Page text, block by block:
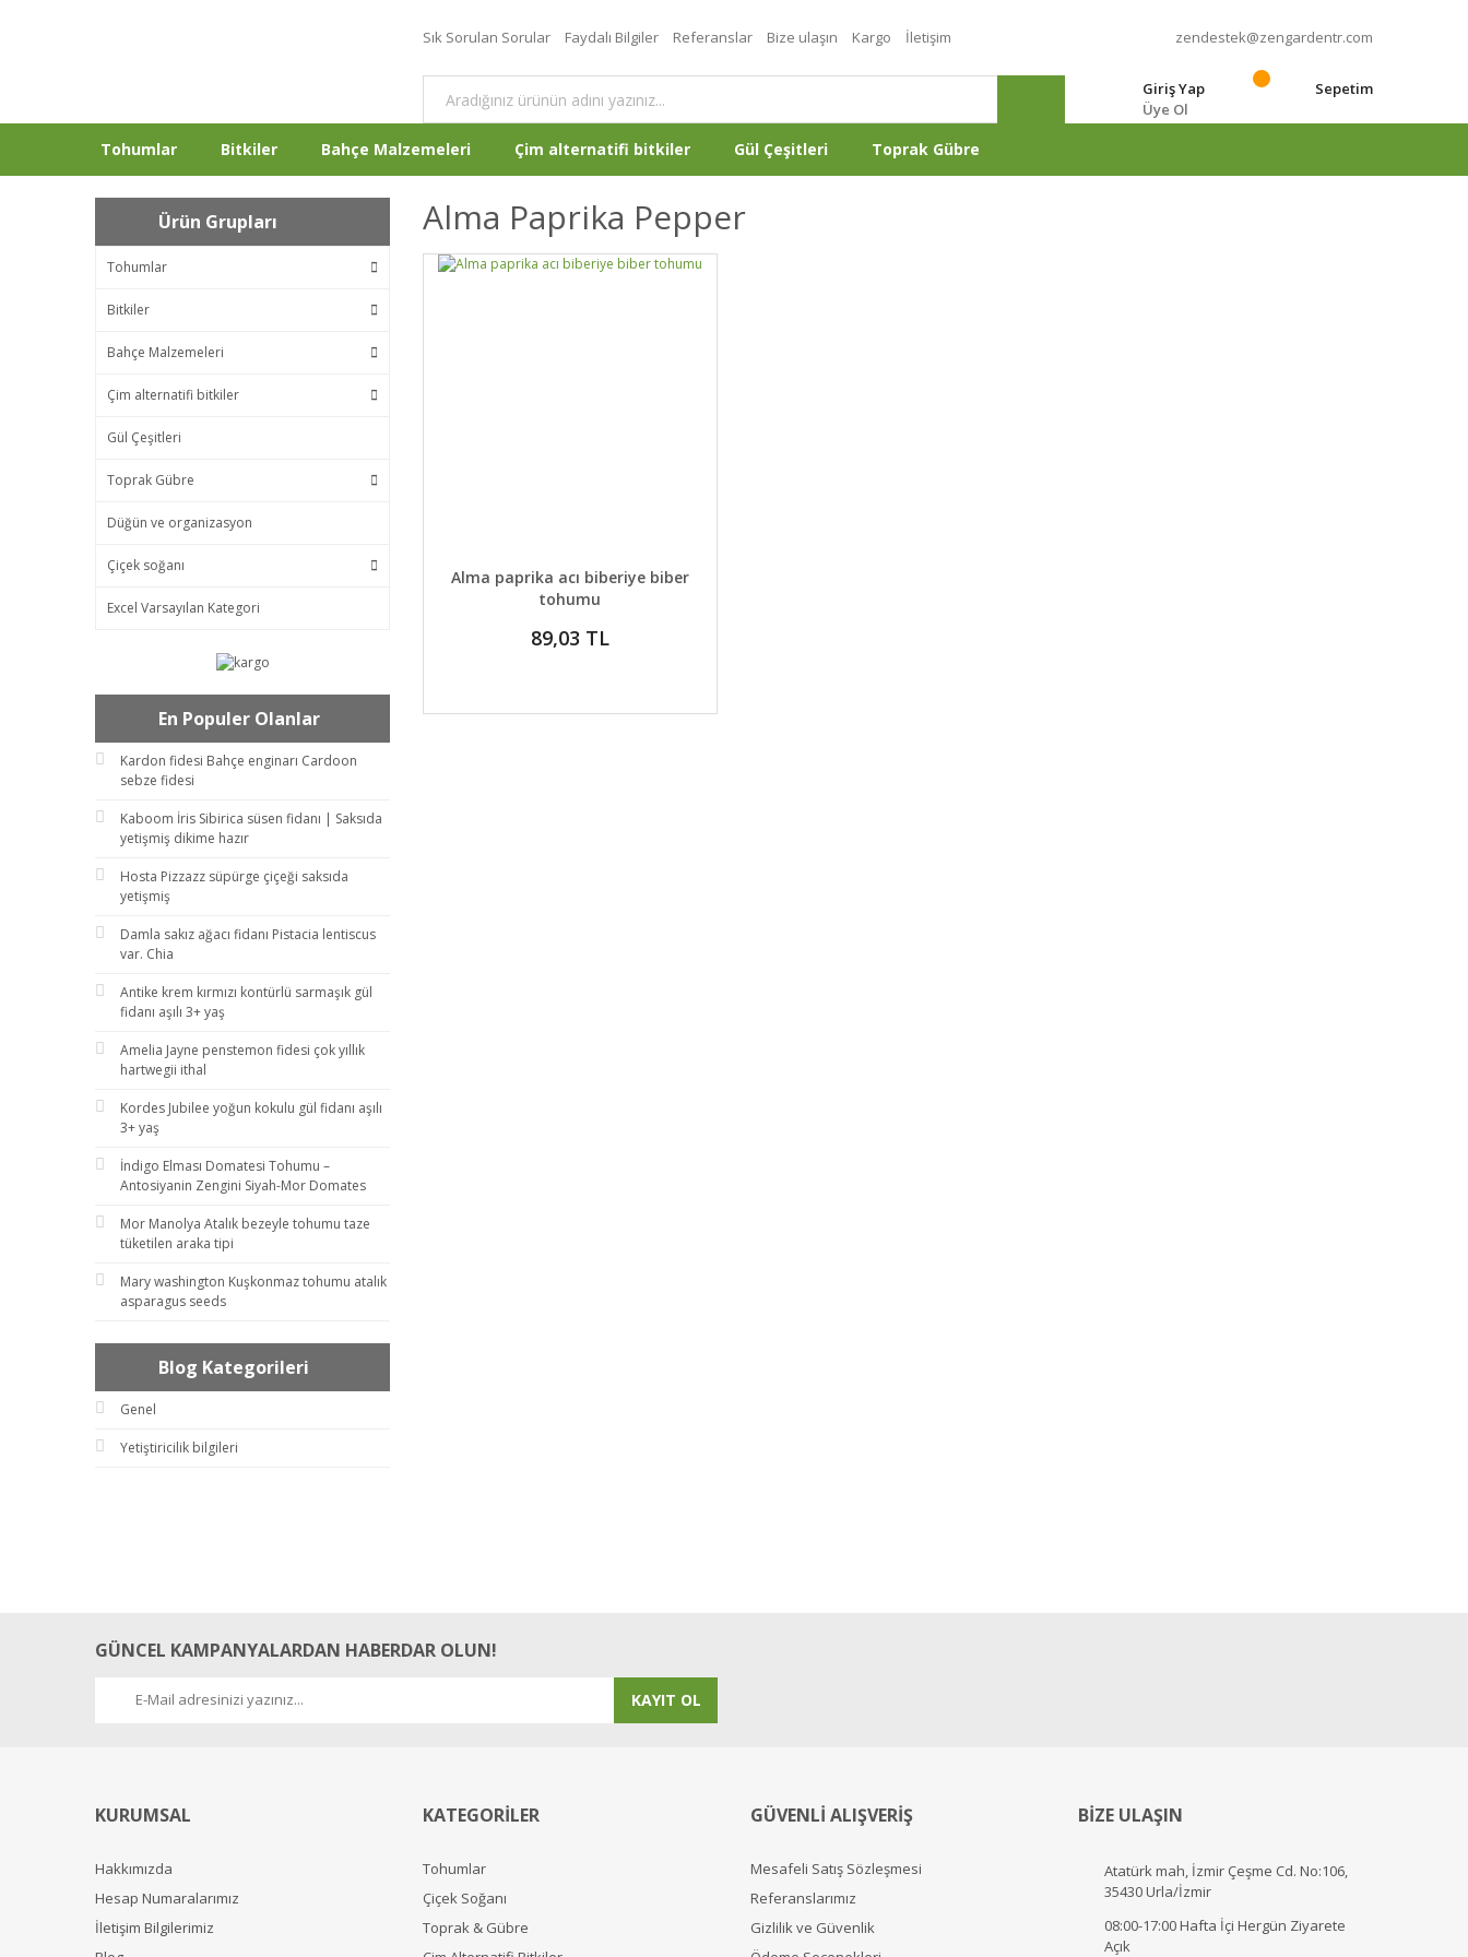
Sık Sorulan Sorular Faydalı Bilgiler Referanslar Bize ulaşın Kargo İletişim zendestek@zengardentr.com
Giriş Yap
Üye Ol
Sepetim
Tohumlar Bitkiler Bahçe Malzemeleri Çim alternatifi bitkiler Gül Çeşitleri Toprak Gübre
Ürün Grupları
Tohumlar
Bitkiler
Bahçe Malzemeleri
Çim alternatifi bitkiler
Gül Çeşitleri
Toprak Gübre
Düğün ve organizasyon
Çiçek soğanı
Excel Varsayılan Kategori
En Populer Olanlar
Kardon fidesi Bahçe enginarı Cardoon
sebze fidesi
Kaboom İris Sibirica süsen fidanı | Saksıda
yetişmiş dikime hazır
Hosta Pizzazz süpürge çiçeği saksıda
yetişmiş
Damla sakız ağacı fidanı Pistacia lentiscus
var. Chia
Antike krem kırmızı kontürlü sarmaşık gül
fidanı aşılı 3+ yaş
Amelia Jayne penstemon fidesi çok yıllık
hartwegii ithal
Kordes Jubilee yoğun kokulu gül fidanı aşılı
3+ yaş
İndigo Elması Domatesi Tohumu –
Antosiyanin Zengini Siyah-Mor Domates
Mor Manolya Atalık bezeyle tohumu taze
tüketilen araka tipi
Mary washington Kuşkonmaz tohumu atalık
asparagus seeds
Blog Kategorileri
Genel
Yetiştiricilik bilgileri
Alma Paprika Pepper
DETAYLAR GELİNCE HABER VER
Alma paprika acı biberiye biber
tohumu
89,03 TL
GÜNCEL KAMPANYALARDAN HABERDAR OLUN!
KAYIT OL
KURUMSAL
Hakkımızda
Hesap Numaralarımız
İletişim Bilgilerimiz
KATEGORİLER
Tohumlar
Çiçek Soğanı
Toprak & Gübre
GÜVENLİ ALIŞVERİŞ
Mesafeli Satış Sözleşmesi
Referanslarımız
Gizlilik ve Güvenlik
BİZE ULAŞIN
Atatürk mah, İzmir Çeşme Cd. No:106,
35430 Urla/İzmir
08:00-17:00 Hafta İçi Hergün Ziyarete
Açık